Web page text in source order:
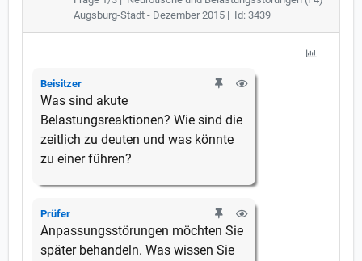
Augsburg-Stadt - Dezember 2015 | Id: 3439
Beisitzer
Was sind akute
Belastungsreaktionen? Wie sind die
zeitlich zu deuten und was könnte
zu einer führen?
Prüfer
Anpassungsstörungen möchten Sie
später behandeln. Was wissen Sie